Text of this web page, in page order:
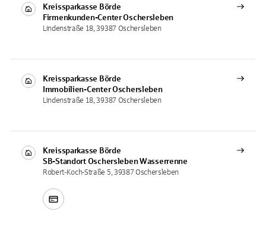
Kreissparkasse Börde
Firmenkunden-CenterOschersleben
Lindenstraße 18, 39387 Oschersleben
Kreissparkasse Börde
Immobilien-CenterOschersleben
Lindenstraße 18, 39387 Oschersleben
Kreissparkasse Börde
SB-Standort Oschersleben Wasserrenne
Robert-Koch-Straße 5, 39387 Oschersleben